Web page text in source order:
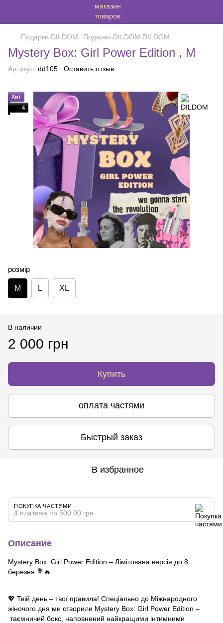
Подарки DILDOM Подарки DILDOM DILDOM
Mystery Box: Girl Power Edition , M
Артикул: dd105 Оставить отзыв
Хит
4
розмір
M L XL
В наличии
2 000 грн
Купить
оплата частями
Быстрый заказ
В избранное
ПОКУПКА ЧАСТЯМИ
4 платежа по 500.00 грн
Описание
Mystery Box: Girl Power Edition – Лімітована версія до 8
березня 💐🔥
💖 Твій день – твої правила! Спеціально до Міжнародного
жіночого дня ми створили Mystery Box: Girl Power Edition –
таємничий бокс, наповнений найкращими інтимними